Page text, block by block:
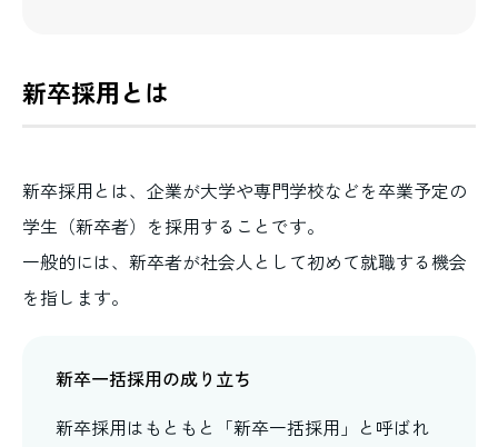
新卒採用とは
新卒採用とは、企業が大学や専門学校などを卒業予定の
学生（新卒者）を採用することです。
一般的には、新卒者が社会人として初めて就職する機会
を指します。
新卒一括採用の成り立ち
新卒採用はもともと「新卒一括採用」と呼ばれ